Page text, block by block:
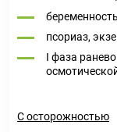
псориаз,
I фаза
С осторожностью